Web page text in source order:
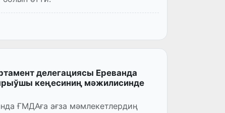
делегациясы Ереванда
кеңесиниң мәжилисинде
ҒМДАға ағза мәмлекетлердиң